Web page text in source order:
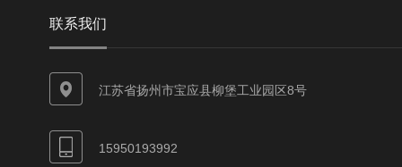
联系我们
江苏省扬州市宝应县柳堡工业园区8号
15950193992